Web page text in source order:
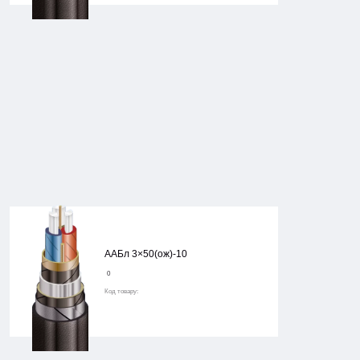
ААБл 3×50(ож)-10
0
Код товару: